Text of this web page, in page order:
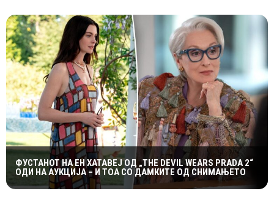
ФУСТАНОТ НА ЕН ХАТАВЕЈ ОД „THE DEVIL WEARS PRADA 2“
ОДИ НА АУКЦИЈА – И ТОА СО ДАМКИТЕ ОД СНИМАЊЕТО